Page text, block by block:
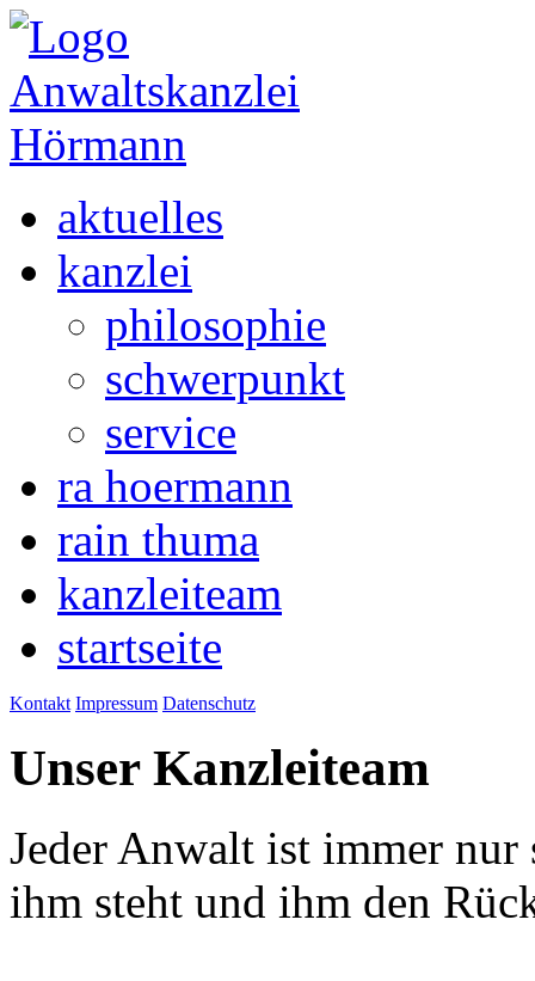
aktuelles
kanzlei
philosophie
schwerpunkt
service
ra hoermann
rain thuma
kanzleiteam
startseite
Kontakt Impressum Datenschutz
Unser Kanzleiteam
Jeder Anwalt ist immer nur
ihm steht und ihm den